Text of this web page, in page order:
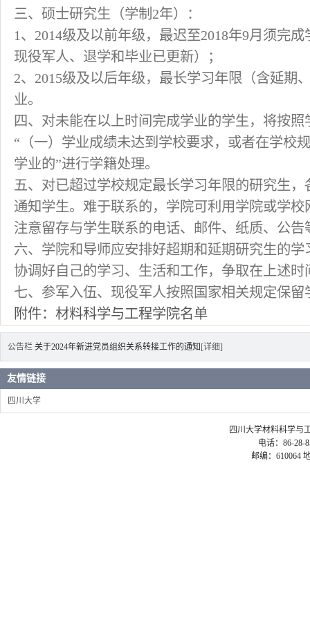
三、硕士研究生（学制2年）：
1、2014级及以前年级，最迟至2018年9月须完
现役军人、退学和毕业已更新）；
2、2015级及以后年级，最长学习年限（含延期
业。
四、对未能在以上时间完成学业的学生，将按
“（一）学业成绩未达到学校要求，或者在学校
学业的”进行学籍处理。
五、对已超过学校规定最长学习年限的研究生
通知学生。难于联系的，学院可利用学院或学
注意留存与学生联系的电话、邮件、纸质、公告
六、学院和导师应安排好超期和延期研究生的
协调好自己的学习、生活和工作，争取在上述时
七、参军入伍、现役军人按照国家相关规定保
附件：材料科学与工程学院名单
公告栏 关于2024年新进党员组织关系转接工作的通知 [详细]
友情链接
四川大学
四川大学材料科学与
电话：86-28-
邮编：610064